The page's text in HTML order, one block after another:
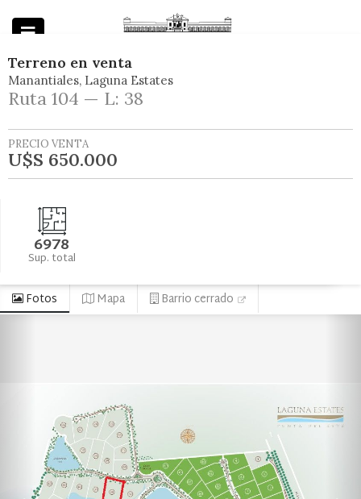
Terreno en venta
Manantiales Laguna Estates
Ruta 104 — L: 38
PRECIO VENTA
U$S 650.000
6978
Sup. total
Fotos Mapa Barrio cerrado